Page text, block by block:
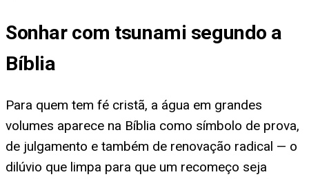
Sonhar com tsunami segundo a
Bíblia
Para quem tem fé cristã, a água em grandes
volumes aparece na Bíblia como símbolo de prova,
de julgamento e também de renovação radical — o
dilúvio que limpa para que um recomeço seja